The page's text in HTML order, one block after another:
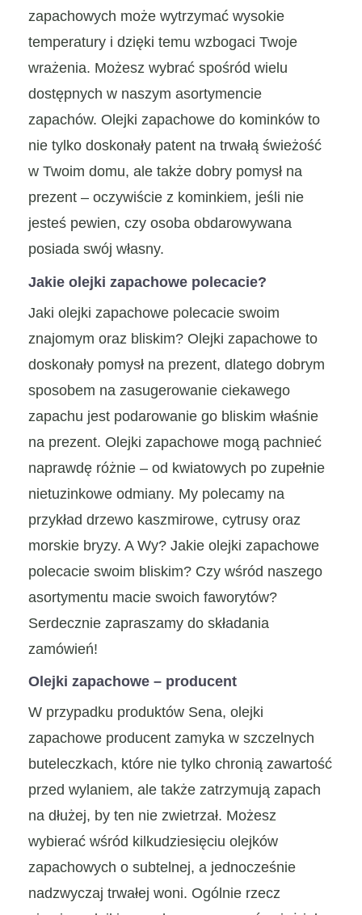
zapachowych może wytrzymać wysokie
temperatury i dzięki temu wzbogaci Twoje
wrażenia. Możesz wybrać spośród wielu
dostępnych w naszym asortymencie
zapachów. Olejki zapachowe do kominków to
nie tylko doskonały patent na trwałą świeżość
w Twoim domu, ale także dobry pomysł na
prezent – oczywiście z kominkiem, jeśli nie
jesteś pewien, czy osoba obdarowywana
posiada swój własny.
Jakie olejki zapachowe polecacie?
Jaki olejki zapachowe polecacie swoim
znajomym oraz bliskim? Olejki zapachowe to
doskonały pomysł na prezent, dlatego dobrym
sposobem na zasugerowanie ciekawego
zapachu jest podarowanie go bliskim właśnie
na prezent. Olejki zapachowe mogą pachnieć
naprawdę różnie – od kwiatowych po zupełnie
nietuzinkowe odmiany. My polecamy na
przykład drzewo kaszmirowe, cytrusy oraz
morskie bryzy. A Wy? Jakie olejki zapachowe
polecacie swoim bliskim? Czy wśród naszego
asortymentu macie swoich faworytów?
Serdecznie zapraszamy do składania
zamówień!
Olejki zapachowe – producent
W przypadku produktów Sena, olejki
zapachowe producent zamyka w szczelnych
buteleczkach, które nie tylko chronią zawartość
przed wylaniem, ale także zatrzymują zapach
na dłużej, by ten nie zwietrzał. Możesz
wybierać wśród kilkudziesięciu olejków
zapachowych o subtelnej, a jednocześnie
nadzwyczaj trwałej woni. Ogólnie rzecz